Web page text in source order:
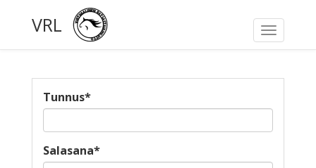
Toggle
VRL
Tunnus*
Salasana*